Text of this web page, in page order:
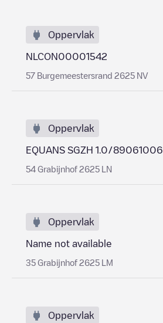
Oppervlak
NLCON00001542
57 Burgemeestersrand 2625 NV
Oppervlak
EQUANS SGZH 1.0/89061006
54 Grabijnhof 2625 LN
Oppervlak
Name not available
35 Grabijnhof 2625 LM
Oppervlak